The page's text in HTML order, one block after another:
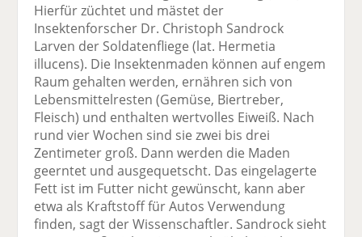
o
k
te
il
e
n
n
te
il
e
n
d
Hierfür züchtet und mästet der
Insektenforscher Dr. Christoph Sandrock
Larven der Soldatenfliege (lat. Hermetia
illucens). Die Insektenmaden können auf engem
Raum gehalten werden, ernähren sich von
Lebensmittelresten (Gemüse, Biertreber,
Fleisch) und enthalten wertvolles Eiweiß. Nach
rund vier Wochen sind sie zwei bis drei
Zentimeter groß. Dann werden die Maden
geerntet und ausgequetscht. Das eingelagerte
Fett ist im Futter nicht gewünscht, kann aber
etwa als Kraftstoff für Autos Verwendung
finden, sagt der Wissenschaftler. Sandrock sieht